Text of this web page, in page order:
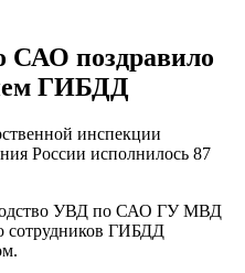
САО поздравило
ГИБДД
инспекции
России исполнилось 87
УВД по САО ГУ МВД
сотрудников ГИБДД